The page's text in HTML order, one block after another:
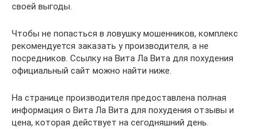
своей выгоды.
Чтобы не попасться в ловушку мошенников, комплекс
рекомендуется заказать у производителя, а не
посредников. Ссылку на Вита Ла Вита для похудения
официальный сайт можно найти ниже.
На странице производителя предоставлена полная
информация о Вита Ла Вита для похудения отзывы и
цена, которая действует на сегодняшний день.